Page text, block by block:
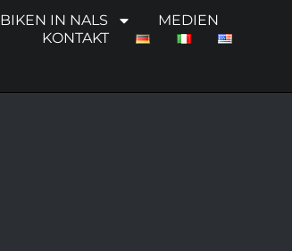
BIKEN IN NALS
MEDIEN
KONTAKT